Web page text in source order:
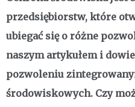
przedsiębiorstw, które
ubiegać się o różne
naszym artykułem i
pozwoleniu
środowiskowych. Czy